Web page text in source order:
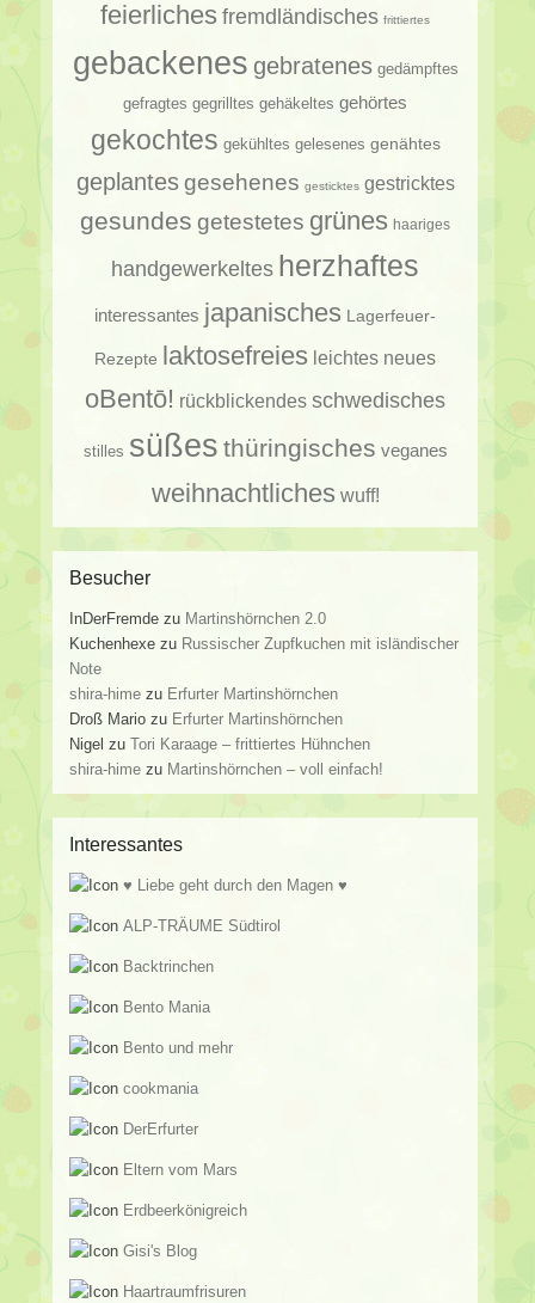
feierliches fremdländisches frittiertes
gebackenes gebratenes gedämpftes
gefragtes gegrilltes gehäkeltes gehörtes
gekochtes gekühltes gelesenes genähtes
geplantesgesehenes gesticktes gestricktes
gesundes getestetes grünes haariges
handgewerkeltes herzhaftes
interessantes japanisches Lagerfeuer-
Rezepte laktosefreies leichtes neues
oBentō! rückblickendes schwedisches
stilles süßes thüringisches veganes
weihnachtliches wuff!
Besucher
InDerFremde zu Martinshörnchen 2.0
Kuchenhexe zu Russischer Zupfkuchen mit isländischer
Note
shira-hime zu Erfurter Martinshörnchen
Droß Mario zu Erfurter Martinshörnchen
Nigel zuTori Karaage – frittiertes Hühnchen
shira-hime zu Martinshörnchen – voll einfach!
Interessantes
♥ Liebe geht durch den Magen ♥
ALP-TRÄUME Südtirol
Backtrinchen
Bento Mania
Bento und mehr
cookmania
DerErfurter
Eltern vom Mars
Erdbeerkönigreich
Gisi's Blog
Haartraumfrisuren